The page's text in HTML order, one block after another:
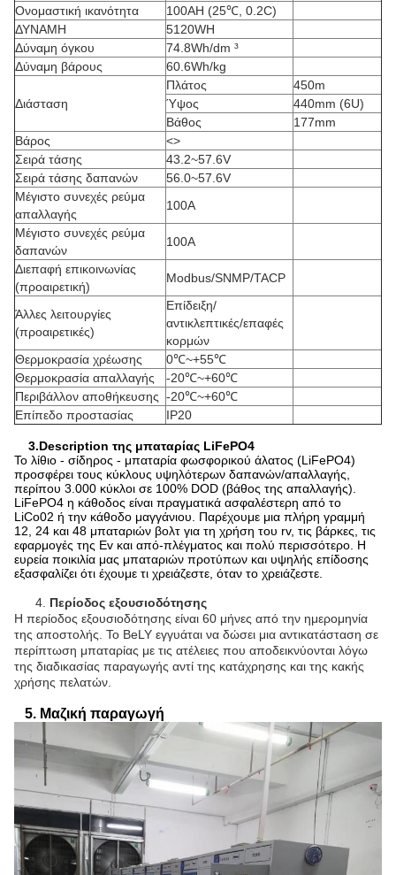
Ονομαστική ικανότητα 100AH (25℃, 0.2C)
ΔΥΝΑΜΗ
5120WH
Δύναμη όγκου
74.8Wh/dm ³
Δύναμη βάρους
60.6Wh/kg
Διάσταση
Πλάτος
450m
Ύψος
440mm (6U)
Βάθος
177mm
Βάρος
<>
Σειρά τάσης
43.2~57.6V
Σειρά τάσης δαπανών
56.0~57.6V
Μέγιστο συνεχές ρεύμα
απαλλαγής
100A
Μέγιστο συνεχές ρεύμα
δαπανών
100A
Διεπαφή επικοινωνίας
(προαιρετική)
Modbus/SNMP/TACP
Άλλες λειτουργίες
(προαιρετικές)
Επίδειξη/
αντικλεπτικές/επαφές
κορμών
Θερμοκρασία χρέωσης
0℃~+55℃
Θερμοκρασία απαλλαγής
-20℃~+60℃
Περιβάλλον αποθήκευσης -20℃~+60℃
Επίπεδο προστασίας
IP20
3.Description της μπαταρίας LiFePO4
Το λίθιο - σίδηρος - μπαταρία φωσφορικού άλατος (LiFePO4)
προσφέρει τους κύκλους υψηλότερων δαπανών/απαλλαγής,
περίπου 3.000 κύκλοι σε 100% DOD (βάθος της απαλλαγής).
LiFePO4 η κάθοδος είναι πραγματικά ασφαλέστερη από το
LiCo02 ή την κάθοδο μαγγάνιου. Παρέχουμε μια πλήρη γραμμή
12, 24 και 48 μπαταριών βολτ για τη χρήση του rv, τις βάρκες, τις
εφαρμογές της Ev και από-πλέγματος και πολύ περισσότερο. Η
ευρεία ποικιλία μας μπαταριών προτύπων και υψηλής επίδοσης
εξασφαλίζει ότι έχουμε τι χρειάζεστε, όταν το χρειάζεστε.
4. Περίοδος εξουσιοδότησης
Η περίοδος εξουσιοδότησης είναι 60 μήνες από την ημερομηνία
της αποστολής. Το BeLY εγγυάται να δώσει μια αντικατάσταση σε
περίπτωση μπαταρίας με τις ατέλειες που αποδεικνύονται λόγω
της διαδικασίας παραγωγής αντί της κατάχρησης και της κακής
χρήσης πελατών.
5. Μαζική παραγωγή